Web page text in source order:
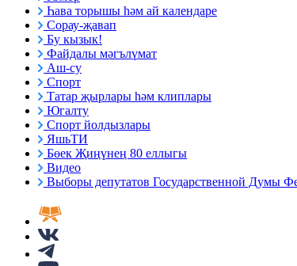
Һава торышы һәм ай календаре
Сорау-җавап
Бу кызык!
Файдалы мәгълүмат
Аш-су
Спорт
Татар җырлары һәм клиплары
Югалту
Спорт йолдызлары
ЯшьТИ
Бөек Җиңүнең 80 еллыгы
Видео
Выборы депутатов Государственной Думы